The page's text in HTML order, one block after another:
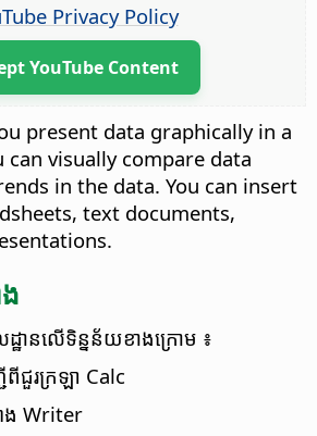
Privacy Policy
YouTube Content
present data graphically in a
visually compare data
in the data. You can insert
text documents,
ាន​លើ​ទិន្នន័យ​ខាងក្រោម ៖
ពី​ជួរ​ក្រឡា Calc
ាង Writer